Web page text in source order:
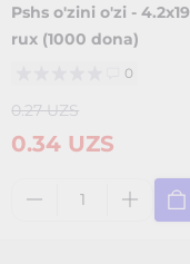
Pshs o'zini o'zi - 4.2x19
rux (1000 dona)
0
0.27 UZS
0.34 UZS